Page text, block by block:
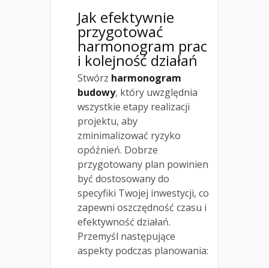
Jak efektywnie
przygotować
harmonogram prac
i kolejność działań
Stwórz harmonogram
budowy, który uwzględnia
wszystkie etapy realizacji
projektu, aby
zminimalizować ryzyko
opóźnień. Dobrze
przygotowany plan powinien
być dostosowany do
specyfiki Twojej inwestycji, co
zapewni oszczędność czasu i
efektywność działań.
Przemyśl następujące
aspekty podczas planowania: